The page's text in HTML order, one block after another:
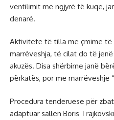
ventilimit me ngjyrë të kuqe,
denarë.
Aktivitete të tilla me çmime të
marrëveshja, të cilat do të
akuzës. Disa shërbime janë
përkatës, por me marrëveshje
Procedura tenderuese për
adaptuar sallën Boris